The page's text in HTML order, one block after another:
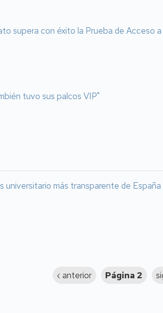
supera con éxito la Prueba de Acceso
tuvo sus palcos VIP"
universitario más transparente de España
Página
‹ anterior Página 2